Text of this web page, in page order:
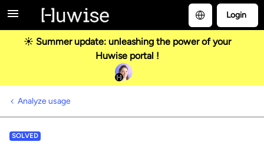
Login
☀️ Summer update: unleashing the power of your
Huwise portal !
Analyze usage
SOLVED